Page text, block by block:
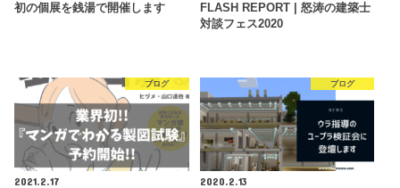
初の個展を銭湯で開催します
FLASH REPORT | 怒涛の建築士
対談フェス2020
ブログ
2021.2.17
ブログ
2020.2.13